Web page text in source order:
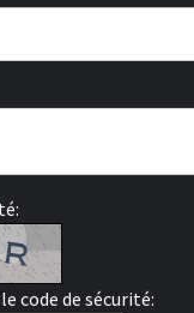
code de sécurité: